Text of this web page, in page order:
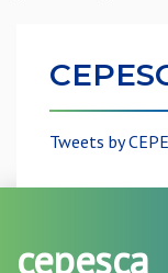
Tweets by
cepesca